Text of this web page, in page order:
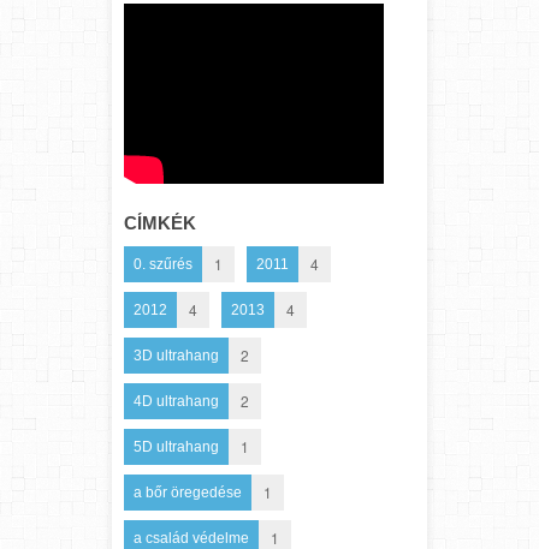
CÍMKÉK
0. szűrés 1 2011 4
2012 4 2013 4
3D ultrahang 2
4D ultrahang 2
5D ultrahang 1
a bőr öregedése 1
a család védelme 1